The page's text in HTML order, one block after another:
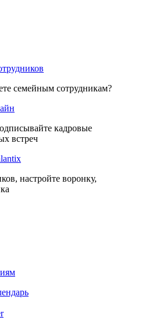
семейным сотрудникам?
кадровые
встреч
настройте воронку,